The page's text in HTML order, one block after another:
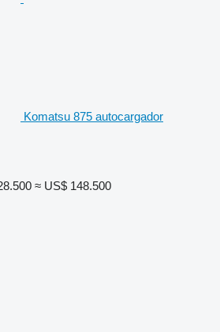
Komatsu 875 autocargador
≈ US$ 148.500